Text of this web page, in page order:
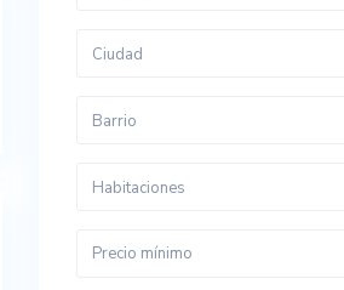
Ciudad
Barrio
Habitaciones